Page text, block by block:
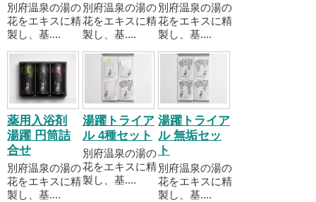
別府温泉の湯の
花をエキスに精
製し、基....
別府温泉の湯の
花をエキスに精
製し、基....
別府温泉の湯の
花をエキスに精
製し、基....
薬用入浴剤
湯躍 円筒詰
合せ
別府温泉の湯の
花をエキスに精
製し、基....
湯躍トライア
ル 4種セット
別府温泉の湯の
花をエキスに精
製し、基....
湯躍トライア
ル 無垢セッ
ト
別府温泉の湯の
花をエキスに精
製し、基....